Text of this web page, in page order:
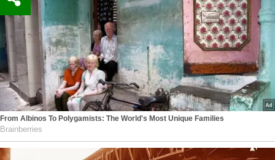
From Albinos To Polygamists: The World's Most Unique Families
Brainberries